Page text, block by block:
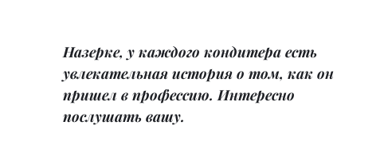
Назерке, у каждого кондитера есть
увлекательная история о том, как он
пришел в профессию. Интересно
послушать вашу.